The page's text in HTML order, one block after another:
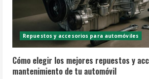
Repuestos y accesorios para automóviles
Cómo elegir los mejores repuestos y
mantenimiento de tu automóvil